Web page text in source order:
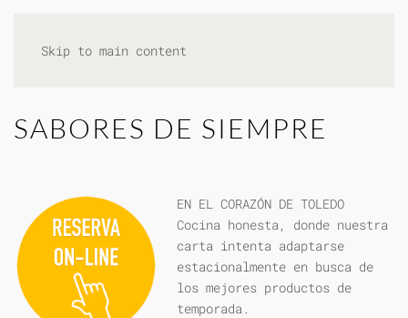
Skip to main content
SABORES DE SIEMPRE
EN EL CORAZÓN DE TOLEDO
Cocina honesta, donde nuestra
carta intenta adaptarse
estacionalmente en busca de
los mejores productos de
temporada.